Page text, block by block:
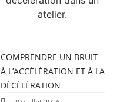
COMPRENDRE UN BRUIT
À L’ACCÉLÉRATION ET À LA
DÉCÉLÉRATION